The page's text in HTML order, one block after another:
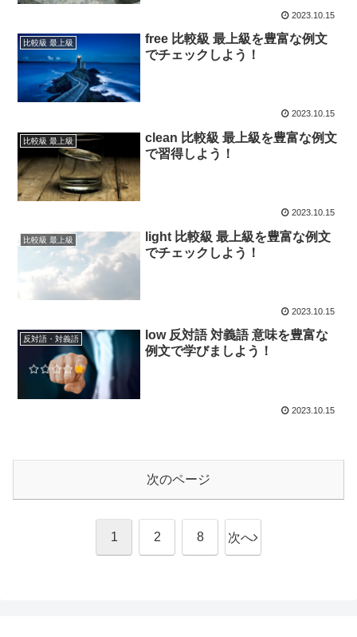
2023.10.15
比較級 最上級
free 比較級 最上級を豊富な例文
でチェックしよう！
2023.10.15
比較級 最上級
clean 比較級 最上級を豊富な例文
で習得しよう！
2023.10.15
比較級 最上級
light 比較級 最上級を豊富な例文
でチェックしよう！
2023.10.15
反対語・対義語
low 反対語 対義語 意味を豊富な
例文で学びましよう！
2023.10.15
次のページ
1 2 8 次へ